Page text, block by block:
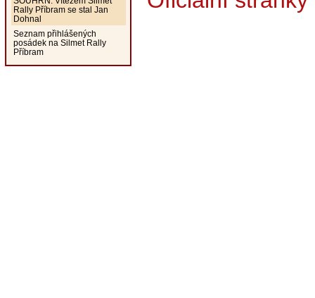
Rally Příbram se stal Jan
Dohnal
Seznam přihlášených
posádek na Silmet Rally
Příbram